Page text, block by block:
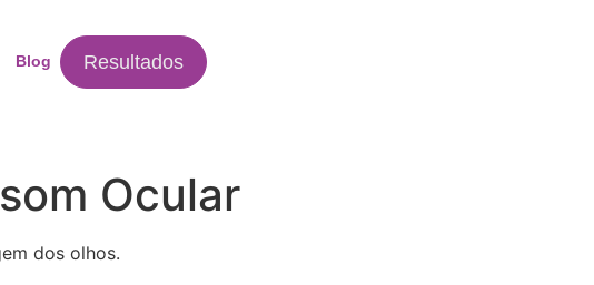
Blog Resultados
Ocular
dos olhos.